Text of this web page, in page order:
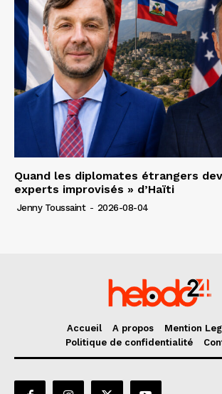
Quand les diplomates étrangers
experts improvisés » d’Haïti
Jenny Toussaint - 2026-08-04
Accueil A propos
Mention
Politique de confidentialité